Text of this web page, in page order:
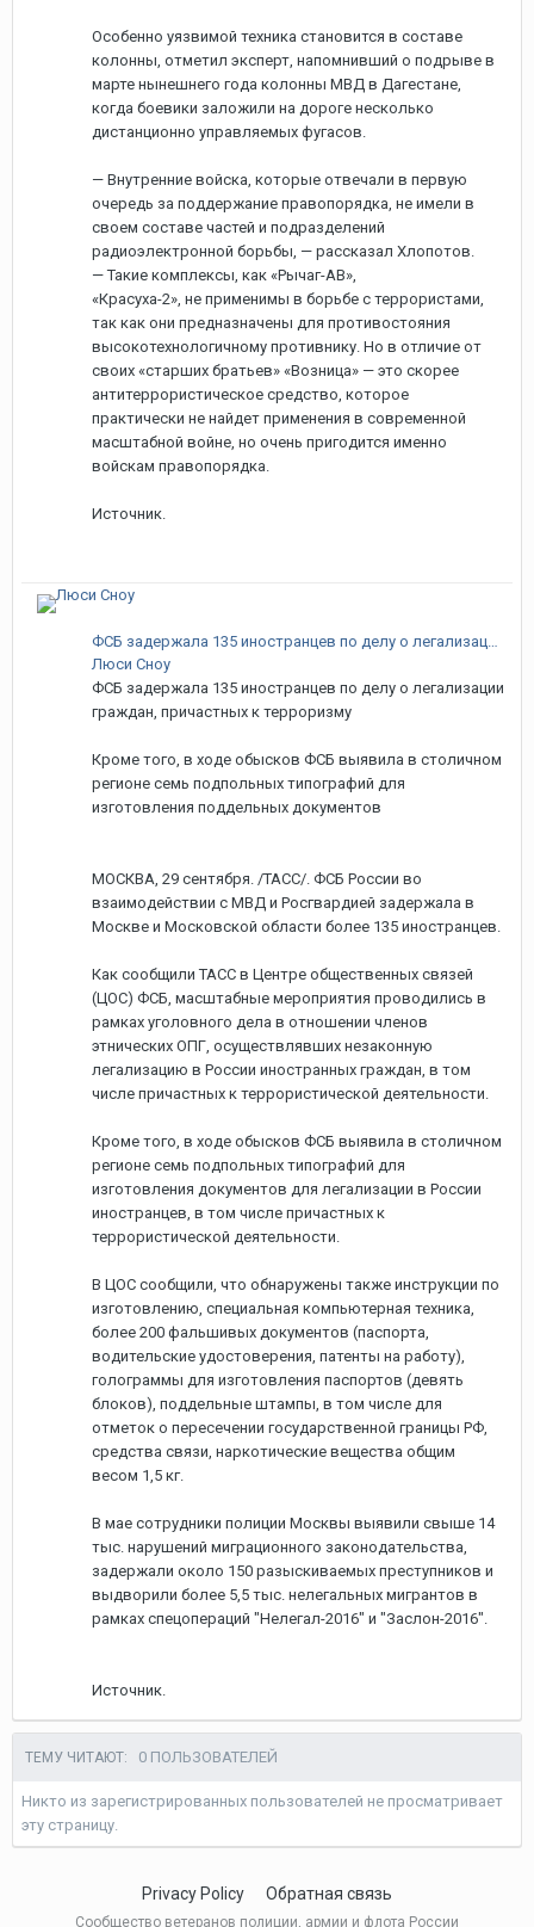
Особенно уязвимой техника становится в составе
колонны, отметил эксперт, напомнивший о подрыве в
марте нынешнего года колонны МВД в Дагестане,
когда боевики заложили на дороге несколько
дистанционно управляемых фугасов.
— Внутренние войска, которые отвечали в первую
очередь за поддержание правопорядка, не имели в
своем составе частей и подразделений
радиоэлектронной борьбы, — рассказал Хлопотов.
— Такие комплексы, как «Рычаг-АВ»,
«Красуха-2», не применимы в борьбе с террористами,
так как они предназначены для противостояния
высокотехнологичному противнику. Но в отличие от
своих «старших братьев» «Возница» — это скорее
антитеррористическое средство, которое
практически не найдет применения в современной
масштабной войне, но очень пригодится именно
войскам правопорядка.
Источник.
Люси Сноу
ФСБ задержала 135 иностранцев по делу о легализации
граждан, причастных к терроризму
Кроме того, в ходе обысков ФСБ выявила в столичном
регионе семь подпольных типографий для
изготовления поддельных документов
МОСКВА, 29 сентября. /ТАСС/. ФСБ России во
взаимодействии с МВД и Росгвардией задержала в
Москве и Московской области более 135 иностранцев.
Как сообщили ТАСС в Центре общественных связей
(ЦОС) ФСБ, масштабные мероприятия проводились в
рамках уголовного дела в отношении членов
этнических ОПГ, осуществлявших незаконную
легализацию в России иностранных граждан, в том
числе причастных к террористической деятельности.
Кроме того, в ходе обысков ФСБ выявила в столичном
регионе семь подпольных типографий для
изготовления документов для легализации в России
иностранцев, в том числе причастных к
террористической деятельности.
В ЦОС сообщили, что обнаружены также инструкции по
изготовлению, специальная компьютерная техника,
более 200 фальшивых документов (паспорта,
водительские удостоверения, патенты на работу),
голограммы для изготовления паспортов (девять
блоков), поддельные штампы, в том числе для
отметок о пересечении государственной границы РФ,
средства связи, наркотические вещества общим
весом 1,5 кг.
В мае сотрудники полиции Москвы выявили свыше 14
тыс. нарушений миграционного законодательства,
задержали около 150 разыскиваемых преступников и
выдворили более 5,5 тыс. нелегальных мигрантов в
рамках спецопераций "Нелегал-2016" и "Заслон-2016".
Источник.
ТЕМУ ЧИТАЮТ: 0 ПОЛЬЗОВАТЕЛЕЙ
Никто из зарегистрированных пользователей не просматривает
эту страницу.
Privacy Policy Обратная связь
Сообщество ветеранов полиции, армии и флота России